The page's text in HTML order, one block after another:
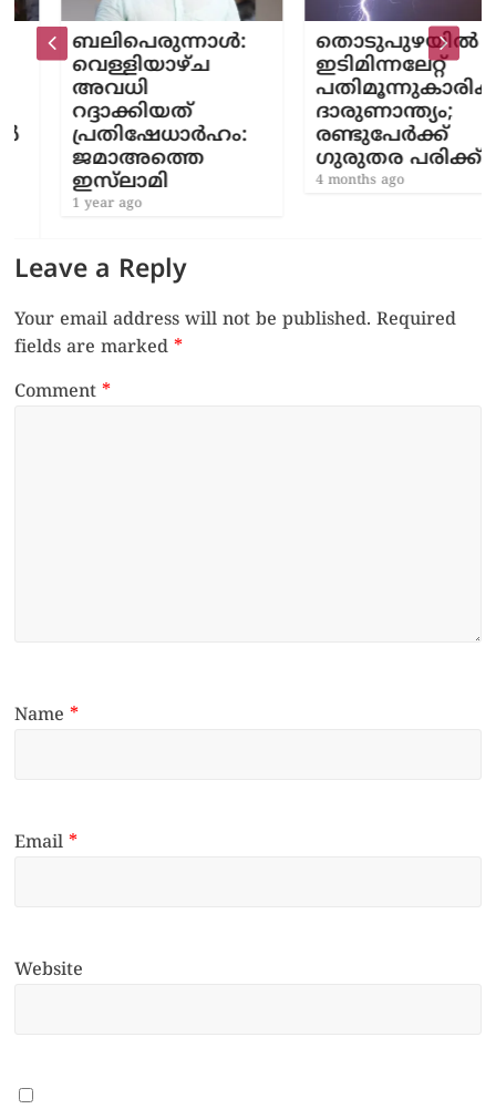
ബലിപെരുന്നാൾ:
വെള്ളിയാഴ്ച
അവധി
റദ്ദാക്കിയത്
പ്രതിഷേധാർഹം:
ജമാഅത്തെ
ഇസ്‌ലാമി
1 year ago
തൊടുപുഴയിൽ
ഇടിമിന്നലേറ്റ്
പതിമൂന്നുകാരിക്ക്
ദാരുണാന്ത്യം;
രണ്ടുപേർക്ക്
ഗുരുതര പരിക്ക്
4 months ago
Leave a Reply
Your email address will not be published. Required
fields are marked*
Comment*
Name*
Email*
Website